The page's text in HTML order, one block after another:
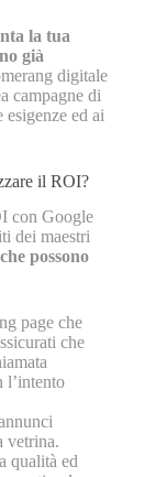
la tua
già
digitale
campagne di
ed ai
il ROI?
con Google
dei maestri
possono
page che
che
l’intento
vetrina.
qualità ed